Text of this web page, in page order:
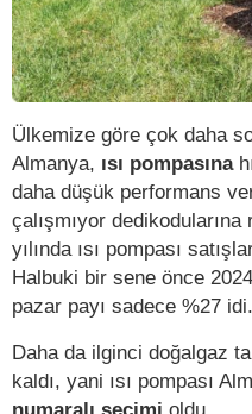
Ülkemize göre çok daha
Almanya, ısı pompasına
daha düşük performans
çalışmıyor dedikodularına
yılında ısı pompası
Halbuki bir sene önce 2024
pazar payı sadece %27 idi.
Daha da ilginci doğalgaz
kaldı, yani ısı pompası
numaralı seçimi oldu.